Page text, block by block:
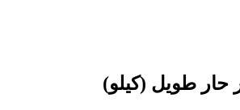
حار طويل (كيلو)